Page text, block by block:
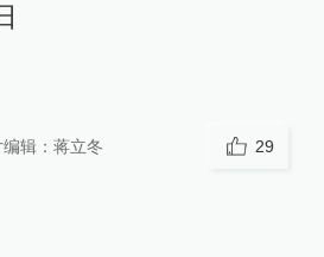
辑： 蒋立冬 29